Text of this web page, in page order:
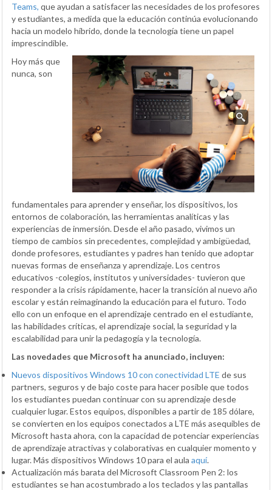
Teams, que ayudan a satisfacer las necesidades de los profesores
y estudiantes, a medida que la educación continúa evolucionando
hacia un modelo híbrido, donde la tecnología tiene un papel
imprescindible.
Hoy más que
nunca, son
fundamentales para aprender y enseñar, los dispositivos, los
entornos de colaboración, las herramientas analíticas y las
experiencias de inmersión. Desde el año pasado, vivimos un
tiempo de cambios sin precedentes, complejidad y ambigüedad,
donde profesores, estudiantes y padres han tenido que adoptar
nuevas formas de enseñanza y aprendizaje. Los centros
educativos -colegios, institutos y universidades- tuvieron que
responder a la crisis rápidamente, hacer la transición al nuevo año
escolar y están reimaginando la educación para el futuro. Todo
ello con un enfoque en el aprendizaje centrado en el estudiante,
las habilidades críticas, el aprendizaje social, la seguridad y la
escalabilidad para unir la pedagogía y la tecnología.
Las novedades que Microsoft ha anunciado, incluyen:
Nuevos dispositivos Windows 10 con conectividad LTE de sus
partners, seguros y de bajo coste para hacer posible que todos
los estudiantes puedan continuar con su aprendizaje desde
cualquier lugar. Estos equipos, disponibles a partir de 185 dólare,
se convierten en los equipos conectados a LTE más asequibles de
Microsoft hasta ahora, con la capacidad de potenciar experiencias
de aprendizaje atractivas y colaborativas en cualquier momento y
lugar. Más dispositivos Windows 10 para el aula aquí.
Actualización más barata del Microsoft Classroom Pen 2: los
estudiantes se han acostumbrado a los teclados y las pantallas